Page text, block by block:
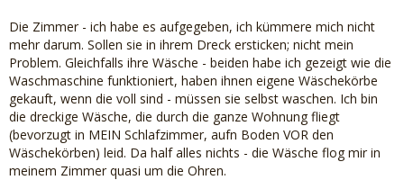
Die Zimmer - ich habe es aufgegeben, ich kümmere mich nicht
mehr darum. Sollen sie in ihrem Dreck ersticken; nicht mein
Problem. Gleichfalls ihre Wäsche - beiden habe ich gezeigt wie die
Waschmaschine funktioniert, haben ihnen eigene Wäschekörbe
gekauft, wenn die voll sind - müssen sie selbst waschen. Ich bin
die dreckige Wäsche, die durch die ganze Wohnung fliegt
(bevorzugt in MEIN Schlafzimmer, aufn Boden VOR den
Wäschekörben) leid. Da half alles nichts - die Wäsche flog mir in
meinem Zimmer quasi um die Ohren.